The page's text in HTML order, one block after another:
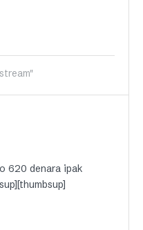
620 denara ipak